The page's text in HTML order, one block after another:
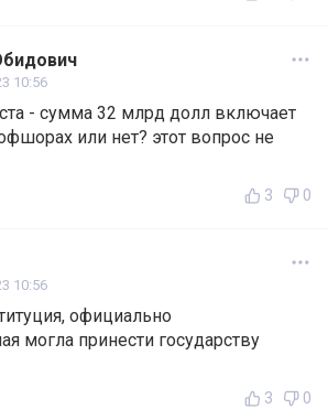
10:56
- сумма 32 млрд долл включает
или нет? этот вопрос не
3 0
10:56
официально
могла принести государству
3 0